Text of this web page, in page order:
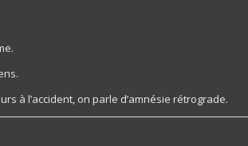
à l’accident, on parle d’amnésie rétrograde.